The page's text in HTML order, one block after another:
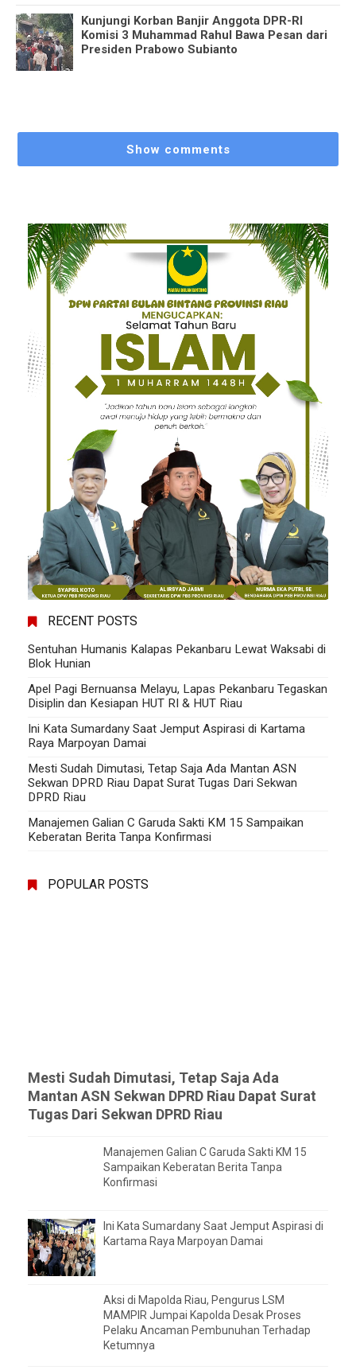
Kunjungi Korban Banjir Anggota DPR-RI
Komisi 3 Muhammad Rahul Bawa Pesan dari
Presiden Prabowo Subianto
Show comments
RECENT POSTS
Sentuhan Humanis Kalapas Pekanbaru Lewat Waksabi di
Blok Hunian
Apel Pagi Bernuansa Melayu, Lapas Pekanbaru Tegaskan
Disiplin dan Kesiapan HUT RI & HUT Riau
Ini Kata Sumardany Saat Jemput Aspirasi di Kartama
Raya Marpoyan Damai
Mesti Sudah Dimutasi, Tetap Saja Ada Mantan ASN
Sekwan DPRD Riau Dapat Surat Tugas Dari Sekwan
DPRD Riau
Manajemen Galian C Garuda Sakti KM 15 Sampaikan
Keberatan Berita Tanpa Konfirmasi
POPULAR POSTS
Mesti Sudah Dimutasi, Tetap Saja Ada
Mantan ASN Sekwan DPRD Riau Dapat Surat
Tugas Dari Sekwan DPRD Riau
Manajemen Galian C Garuda Sakti KM 15
Sampaikan Keberatan Berita Tanpa
Konfirmasi
Ini Kata Sumardany Saat Jemput Aspirasi di
Kartama Raya Marpoyan Damai
Aksi di Mapolda Riau, Pengurus LSM
MAMPIR Jumpai Kapolda Desak Proses
Pelaku Ancaman Pembunuhan Terhadap
Ketumnya